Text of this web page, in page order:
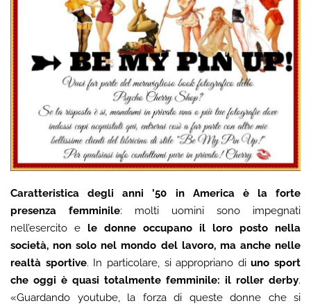
Caratteristica degli anni ’50 in America è la forte
presenza femminile: molti uomini sono impegnati
nell’esercito e le donne occupano il loro posto nella
società, non solo nel mondo del lavoro, ma anche nelle
realtà sportive. In particolare, si appropriano diuno sport
che oggi è quasi totalmente femminile: il roller derby.
«Guardando youtube, la forza di queste donne che si